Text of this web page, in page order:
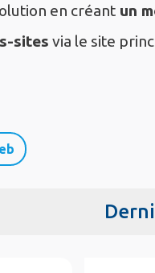
en créantun
sites via le site